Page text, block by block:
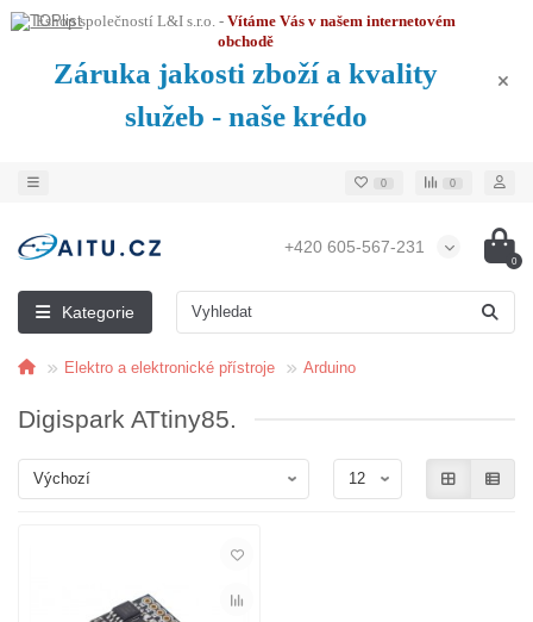
Eshop společností L&I s.r.o. - Vítáme Vás v našem internetovém
obchodě
Záruka jakosti zboží a kvality
služeb - naše krédo
0 0
+420 605-567-231
0
Kategorie
Elektro a elektronické přístroje Arduino
Digispark ATtiny85.